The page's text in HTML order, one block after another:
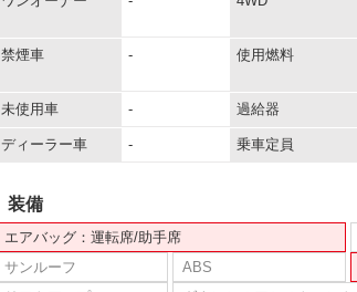
禁煙車 - 使用燃料
未使用車 - 過給器
ディーラー車 - 乗車定員
装備
エアバッグ：運転席/助手席
サンルーフ
ABS